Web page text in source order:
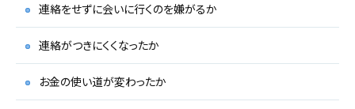
連絡をせずに会いに行くのを嫌がるか
連絡がつきにくくなったか
お金の使い道が変わったか